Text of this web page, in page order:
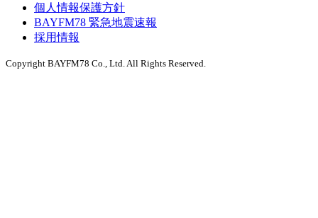
個人情報保護方針
BAYFM78 緊急地震速報
採用情報
Copyright BAYFM78 Co., Ltd. All Rights Reserved.